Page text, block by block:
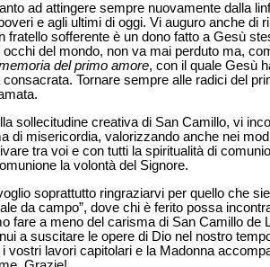
ad attingere sempre nuovamente dalla
e agli ultimi di oggi. Vi auguro anche
fratello sofferente è un dono fatto a Gesù
occhi del mondo, non va mai perduto ma,
del primo amore, con il quale Gesù
Tornare sempre alle radici del
sollecitudine creativa di San Camillo, vi
di misericordia, valorizzando anche nei
tra voi e con tutti la spiritualità di
la volontà del Signore.
soprattutto ringraziarvi per quello che
da campo”, dove chi è ferito possa
fare a meno del carisma di San Camillo
a suscitare le opere di Dio nel nostro
vostri lavori capitolari e la Madonna